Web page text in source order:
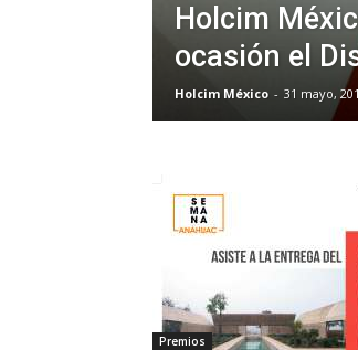
Holcim
ocasión el
Holcim México - 31 mayo,
Premios